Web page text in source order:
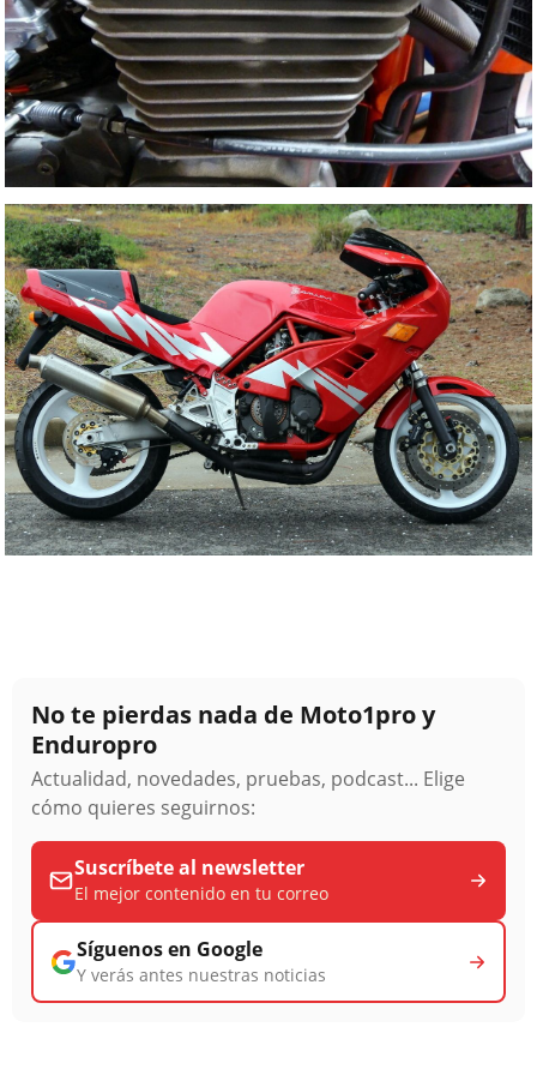
No te pierdas nada de Moto1pro y
Enduropro
Actualidad, novedades, pruebas, podcast... Elige
cómo quieres seguirnos:
Suscríbete al newsletter
El mejor contenido en tu correo
Síguenos en Google
Y verás antes nuestras noticias